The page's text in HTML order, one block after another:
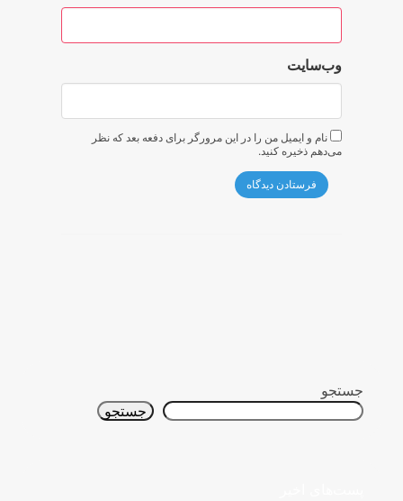
وب‌سایت
نام و ایمیل من را در این مرورگر برای دفعه بعد که نظر
می‌دهم ذخیره کنید.
جستجو
جستجو